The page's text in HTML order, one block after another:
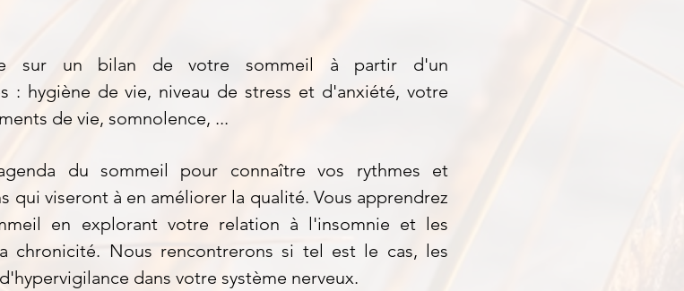
sur un bilan de votre sommeil à partir d'un
: hygiène de vie, niveau de stress et d'anxiété, votre
de vie, somnolence, ...
du sommeil pour connaître vos rythmes et
qui viseront à en améliorer la qualité. Vous apprendrez
en explorant votre relation à l'insomnie et les
chronicité. Nous rencontrerons si tel est le cas, les
dans votre système nerveux.